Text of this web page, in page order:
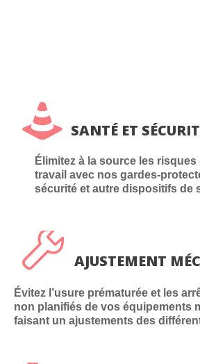
SANTÉ ET
Élimitez à la source les risques
travail avec nos gardes-
sécurité et autre dispositifs de
AJUSTEMENT
Évitez l’usure prématurée et les
non planifiés de vos équipements
faisant un ajustements des